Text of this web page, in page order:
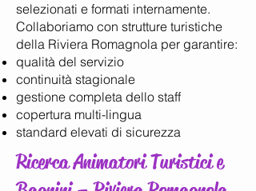
selezionati e formati internamente.
Collaboriamo con strutture turistiche
della Riviera Romagnola per garantire:
qualità del servizio
continuità stagionale
gestione completa dello staff
copertura multi-lingua
standard elevati di sicurezza
Ricerca Animatori Turistici e